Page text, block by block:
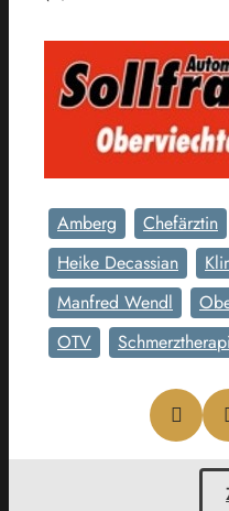
Amberg Chefärztin
Heike Decassian
Manfred Wendl
OTV